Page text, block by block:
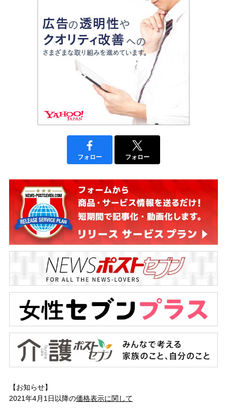
フォロー フォロー
【お知らせ】
2021年4月1日以降の価格表示に関して